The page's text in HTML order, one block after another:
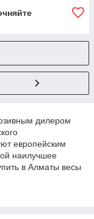
дилером
европейским
наилучшее
в Алматы весы
у наших